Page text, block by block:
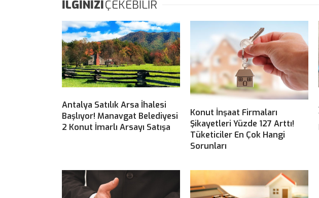
İLGİNİZİÇEKEBİLİR
Antalya Satılık Arsa İhalesi
Başlıyor! Manavgat Belediyesi
2 Konut İmarlı Arsayı Satışa
Konut İnşaat Firmaları
Şikayetleri Yüzde 127 Arttı!
Tüketiciler En Çok Hangi
Sorunları